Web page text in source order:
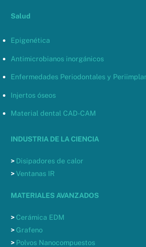
Salud
Epigenética
Antimicrobianos inorgánicos
Enfermedades Periodontales y
Injertos óseos
Material dental CAD-CAM
INDUSTRIA DE LA CIENCIA
> Disipadores de calor
>Ventanas IR
MATERIALES AVANZADOS
> Cerámica EDM
> Grafeno
> Polvos Nanocompuestos